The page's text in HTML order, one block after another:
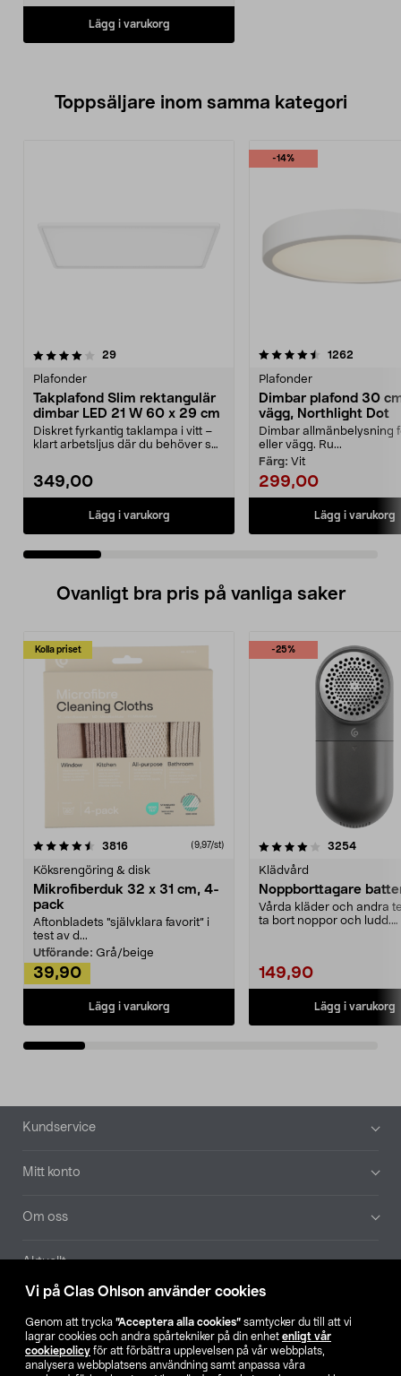
Vi på Clas Ohlson använder cookies
Genom att trycka ”Acceptera alla cookies” samtycker du till att vi
lagrar cookies och andra spårtekniker på din enhet enligt vår
cookiepolicy för att förbättra upplevelsen på vår webbplats,
analysera webbplatsens användning samt anpassa våra
Lägg i varukorg
Toppsäljare inom samma kategori
29recensioner
Plafonder
Takplafond Slim rektangulär
dimbar LED 21 W 60 x 29 cm
Diskret fyrkantig taklampa i vitt –
klart arbetsljus där du behöver se
349,00
Lägg i varukorg
-14%
4.5 av 5 stjärnor 1262
Plafonder
Dimbar plafond 30
vägg, Northlight Dot
Dimbar allmänbelysning
eller vägg. Ru...
Färg: Vit
299,00
Lägg i varukorg
4.0 av 5 stjärnor
Ovanligt bra pris på vanliga saker
Kolla priset
3816recensioner (9,97/st)
Köksrengöring & disk
Mikrofiberduk 32 x 31 cm, 4-
pack
Aftonbladets "självklara favorit” i
test av d...
Utförande: Grå/beige
39,90
Lägg i varukorg
-25%
4.0av 5 stjärnor 3254
Klädvård
Noppborttagare
Vårda kläder och andra
ta bort noppor och ludd.
149,90
Lägg i varukorg
4.5av 5 stjärnor
Sidfot
Kundservice
Mitt konto
Om oss
Aktuellt
Hitta butik